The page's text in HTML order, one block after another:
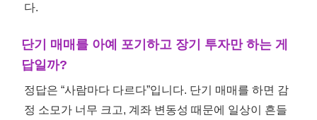
다.
단기 매매를 아예 포기하고 장기 투자만 하는 게
답일까?
정답은 “사람마다 다르다”입니다. 단기 매매를 하면 감
정 소모가 너무 크고, 계좌 변동성 때문에 일상이 흔들